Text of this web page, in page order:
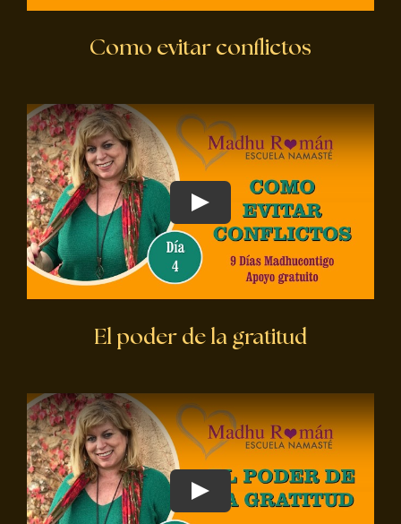
Como evitar conflictos
El poder de la gratitud